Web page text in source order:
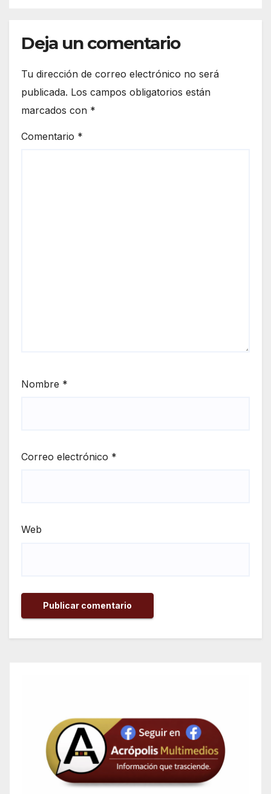
Deja un comentario
Tu dirección de correo electrónico no será
publicada. Los campos obligatorios están
marcados con *
Comentario *
Nombre *
Correo electrónico *
Web